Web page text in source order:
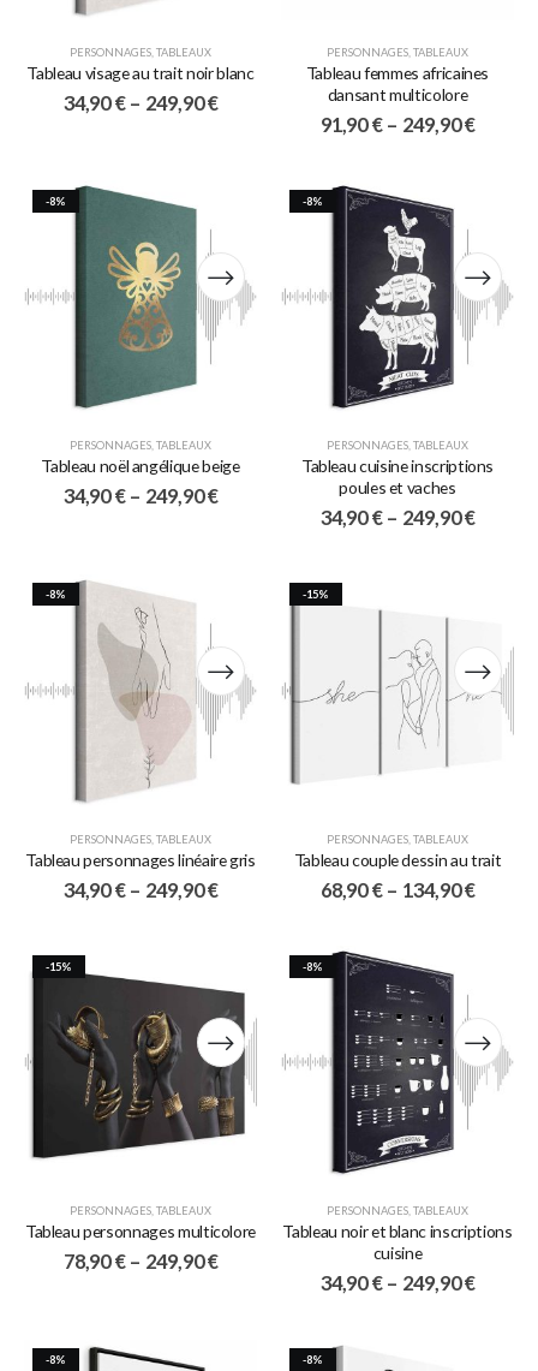
PERSONNAGES TABLEAUX
Tableau visage au trait noir blanc
34,90€ – 249,90€
PERSONNAGES TABLEAUX
Tableau femmes africaines
dansant multicolore
91,90€ – 249,90€
-8%
PERSONNAGES,TABLEAUX
Tableau noël angélique beige
34,90€ – 249,90€
-8%
PERSONNAGES,TABLEAUX
Tableau cuisine inscriptions
poules et vaches
34,90€ – 249,90€
-8%
PERSONNAGES TABLEAUX
Tableau personnages linéaire gris
34,90€ – 249,90€
-15%
PERSONNAGES TABLEAUX
Tableau couple dessin au trait
68,90€ – 134,90€
-15%
PERSONNAGES,TABLEAUX
Tableau personnages multicolore
78,90€ – 249,90€
-8%
PERSONNAGES,TABLEAUX
Tableau noir et blanc inscriptions
cuisine
34,90€ – 249,90€
-8% -8%